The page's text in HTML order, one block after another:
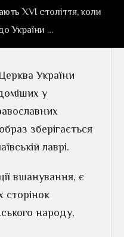
XVI століття, коли
України …
України
у
зберігається
лаврі.
вшанування, є
сторінок
народу,